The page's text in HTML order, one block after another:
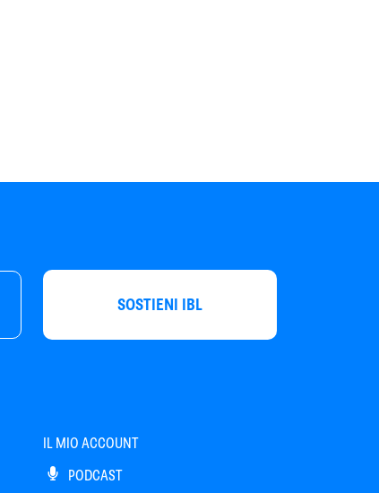
SOSTIENI IBL
IL MIO ACCOUNT
PODCAST